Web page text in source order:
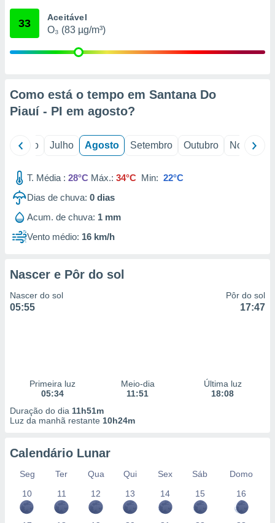
através
1199
33 Aceitável
O₃ (83 µg/m³)
Como está o tempo em Santana Do
Piauí - PI em agosto?
Junho Julho Agosto Setembro Outubro Novembro
T. Média : 28°C Máx.: 34°C Min: 22°C
Dias de chuva: 0 dias
Acum. de chuva: 1 mm
Vento médio: 16 km/h
Nascer e Pôr do sol
Nascer do sol
05:55
Pôr do sol
17:47
Primeira luz
05:34
Meio-dia
11:51
Última luz
18:08
Duração do dia 11h51m
Luz da manhã restante 10h24m
Calendário Lunar
Seg Ter Qua Qui Sex Sáb
Domo
10
11 12 13 14 15 16